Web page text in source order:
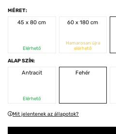
MÉRET:
45 x 80 cm
Elérhető
60 x 180 cm
Hamarosan újra
elérhető
ALAP SZÍN:
Antracit
Elérhető
Fehér
Mit jelentenek az állapotok?